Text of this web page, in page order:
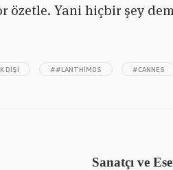
Yani hiçbir şey
DIŞI ##LANTHIMOS #CANNES
Sanatçı ve